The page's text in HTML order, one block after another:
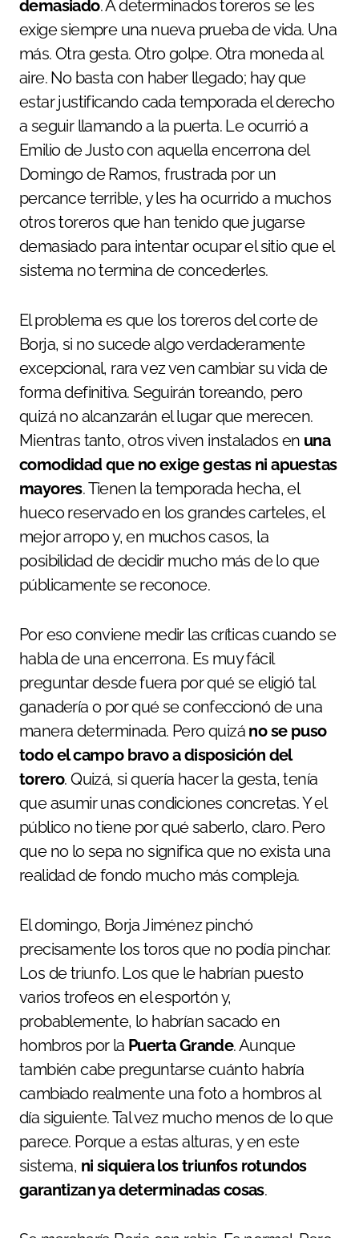
demasiado. A determinados toreros se les
exige siempre una nueva prueba de vida. Una
más. Otra gesta. Otro golpe. Otra moneda al
aire. No basta con haber llegado; hay que
estar justificando cada temporada el derecho
a seguir llamando a la puerta. Le ocurrió a
Emilio de Justo con aquella encerrona del
Domingo de Ramos, frustrada por un
percance terrible, y les ha ocurrido a muchos
otros toreros que han tenido que jugarse
demasiado para intentar ocupar el sitio que el
sistema no termina de concederles.
El problema es que los toreros del corte de
Borja, si no sucede algo verdaderamente
excepcional, rara vez ven cambiar su vida de
forma definitiva. Seguirán toreando, pero
quizá no alcanzarán el lugar que merecen.
Mientras tanto, otros viven instalados en una
comodidad que no exige gestas ni apuestas
mayores. Tienen la temporada hecha, el
hueco reservado en los grandes carteles, el
mejor arropo y, en muchos casos, la
posibilidad de decidir mucho más de lo que
públicamente se reconoce.
Por eso conviene medir las críticas cuando se
habla de una encerrona. Es muy fácil
preguntar desde fuera por qué se eligió tal
ganadería o por qué se confeccionó de una
manera determinada. Pero quizá no se puso
todo el campo bravo a disposición del
torero. Quizá, si quería hacer la gesta, tenía
que asumir unas condiciones concretas. Y el
público no tiene por qué saberlo, claro. Pero
que no lo sepa no significa que no exista una
realidad de fondo mucho más compleja.
El domingo, Borja Jiménez pinchó
precisamente los toros que no podía pinchar.
Los de triunfo. Los que le habrían puesto
varios trofeos en el esportón y,
probablemente, lo habrían sacado en
hombros por la Puerta Grande. Aunque
también cabe preguntarse cuánto habría
cambiado realmente una foto a hombros al
día siguiente. Tal vez mucho menos de lo que
parece. Porque a estas alturas, y en este
sistema, ni siquiera los triunfos rotundos
garantizan ya determinadas cosas.